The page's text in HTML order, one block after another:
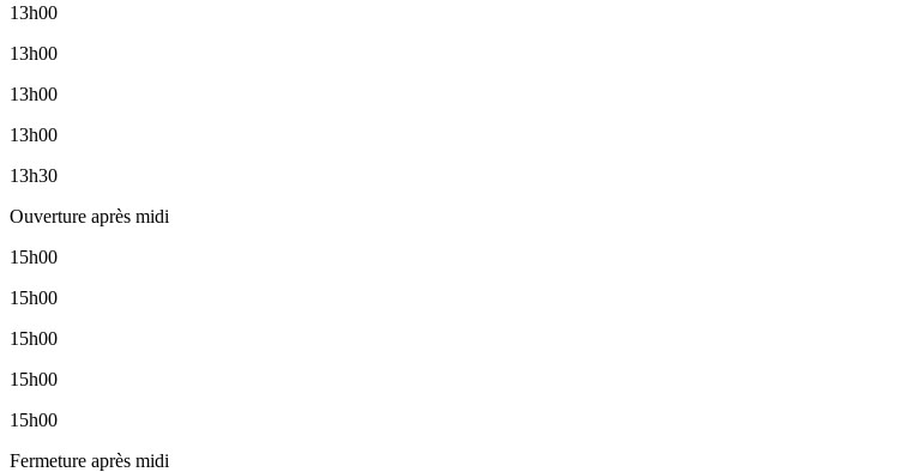
13h00
13h00
13h00
13h00
13h30
Ouverture après midi
15h00
15h00
15h00
15h00
15h00
Fermeture après midi